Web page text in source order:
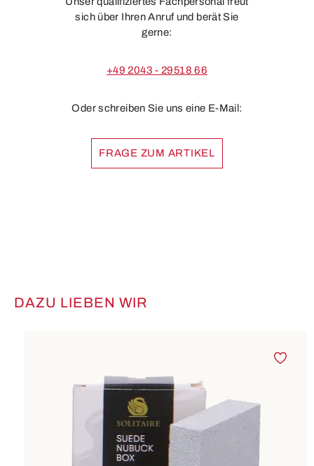
sich über Ihren Anruf und berät Sie
gerne:
+49 2043 - 29518 66
Oder schreiben Sie uns eine E-Mail:
FRAGE ZUM ARTIKEL
Produktgalerie überspringen
DAZU LIEBEN WIR